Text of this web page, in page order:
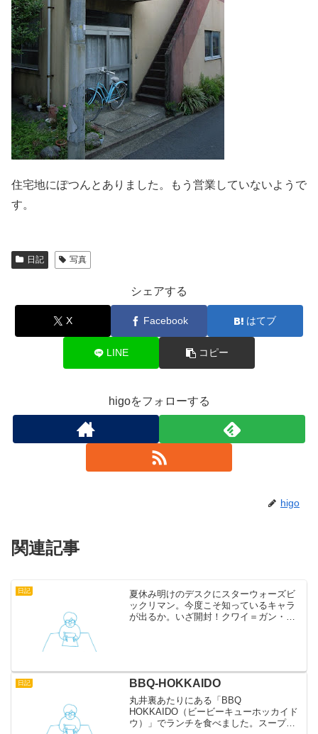
住宅地にぽつんとありました。もう営業していないようで
す。
日記 写真
シェアする
X Facebook はてブ
LINE コピー
higoをフォローする
higo
関連記事
日記
夏休み明けのデスクにスターウォーズビ
ックリマン。今度こそ知っているキャラ
が出るか。いざ開封！クワイ＝ガン・ジ
日記 BBQ-HOKKAIDO
丸井裏あたりにある「BBQ
HOKKAIDO（ビービーキューホッカイド
ウ）」でランチを食べました。スープカ